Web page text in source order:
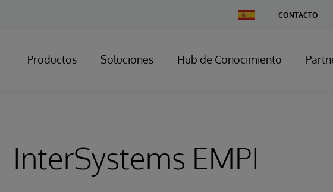
Change
Country
CONTACTO
Productos Soluciones Hub de Conocimiento
InterSystems EMPI